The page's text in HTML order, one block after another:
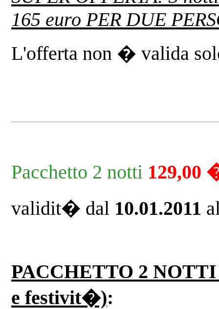
165 euro PER DUE
L'offerta non � valida
Pacchetto 2 notti 129,00
validit� dal 10.01.2011
PACCHETTO 2 NOTTI
e festivit�):